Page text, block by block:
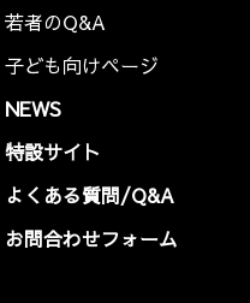
若者のQ&A
子ども向けページ
NEWS
特設サイト
よくある質問/Q&A
お問合わせフォーム